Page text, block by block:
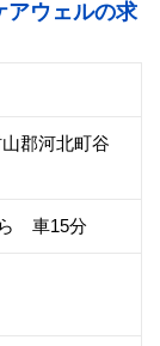
アウェルの求
郡河北町谷
車15分